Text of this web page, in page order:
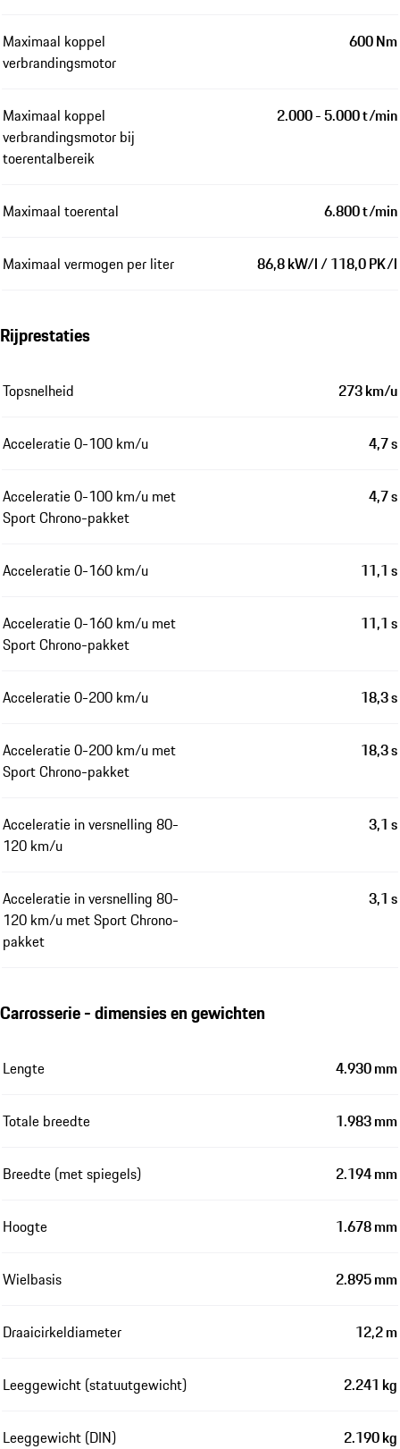
Maximaal koppel
verbrandingsmotor
600 Nm
Maximaal koppel
verbrandingsmotor bij
toerentalbereik
2.000 - 5.000 t/min
Maximaal toerental 6.800 t/min
Maximaal vermogen per liter 86,8 kW/l / 118,0 PK/l
Rijprestaties
Topsnelheid 273 km/u
Acceleratie 0-100 km/u 4,7 s
Acceleratie 0-100 km/u met
Sport Chrono-pakket
4,7 s
Acceleratie 0-160 km/u 11,1 s
Acceleratie 0-160 km/u met
Sport Chrono-pakket
11,1 s
Acceleratie 0-200 km/u 18,3 s
Acceleratie 0-200 km/u met
Sport Chrono-pakket
18,3 s
Acceleratie in versnelling 80-
120 km/u
3,1 s
Acceleratie in versnelling 80-
120 km/u met Sport Chrono-
pakket
3,1 s
Carrosserie - dimensies en gewichten
Lengte 4.930 mm
Totale breedte 1.983 mm
Breedte (met spiegels) 2.194 mm
Hoogte 1.678 mm
Wielbasis 2.895 mm
Draaicirkeldiameter 12,2 m
Leeggewicht (statuutgewicht) 2.241 kg
Leeggewicht (DIN) 2.190 kg